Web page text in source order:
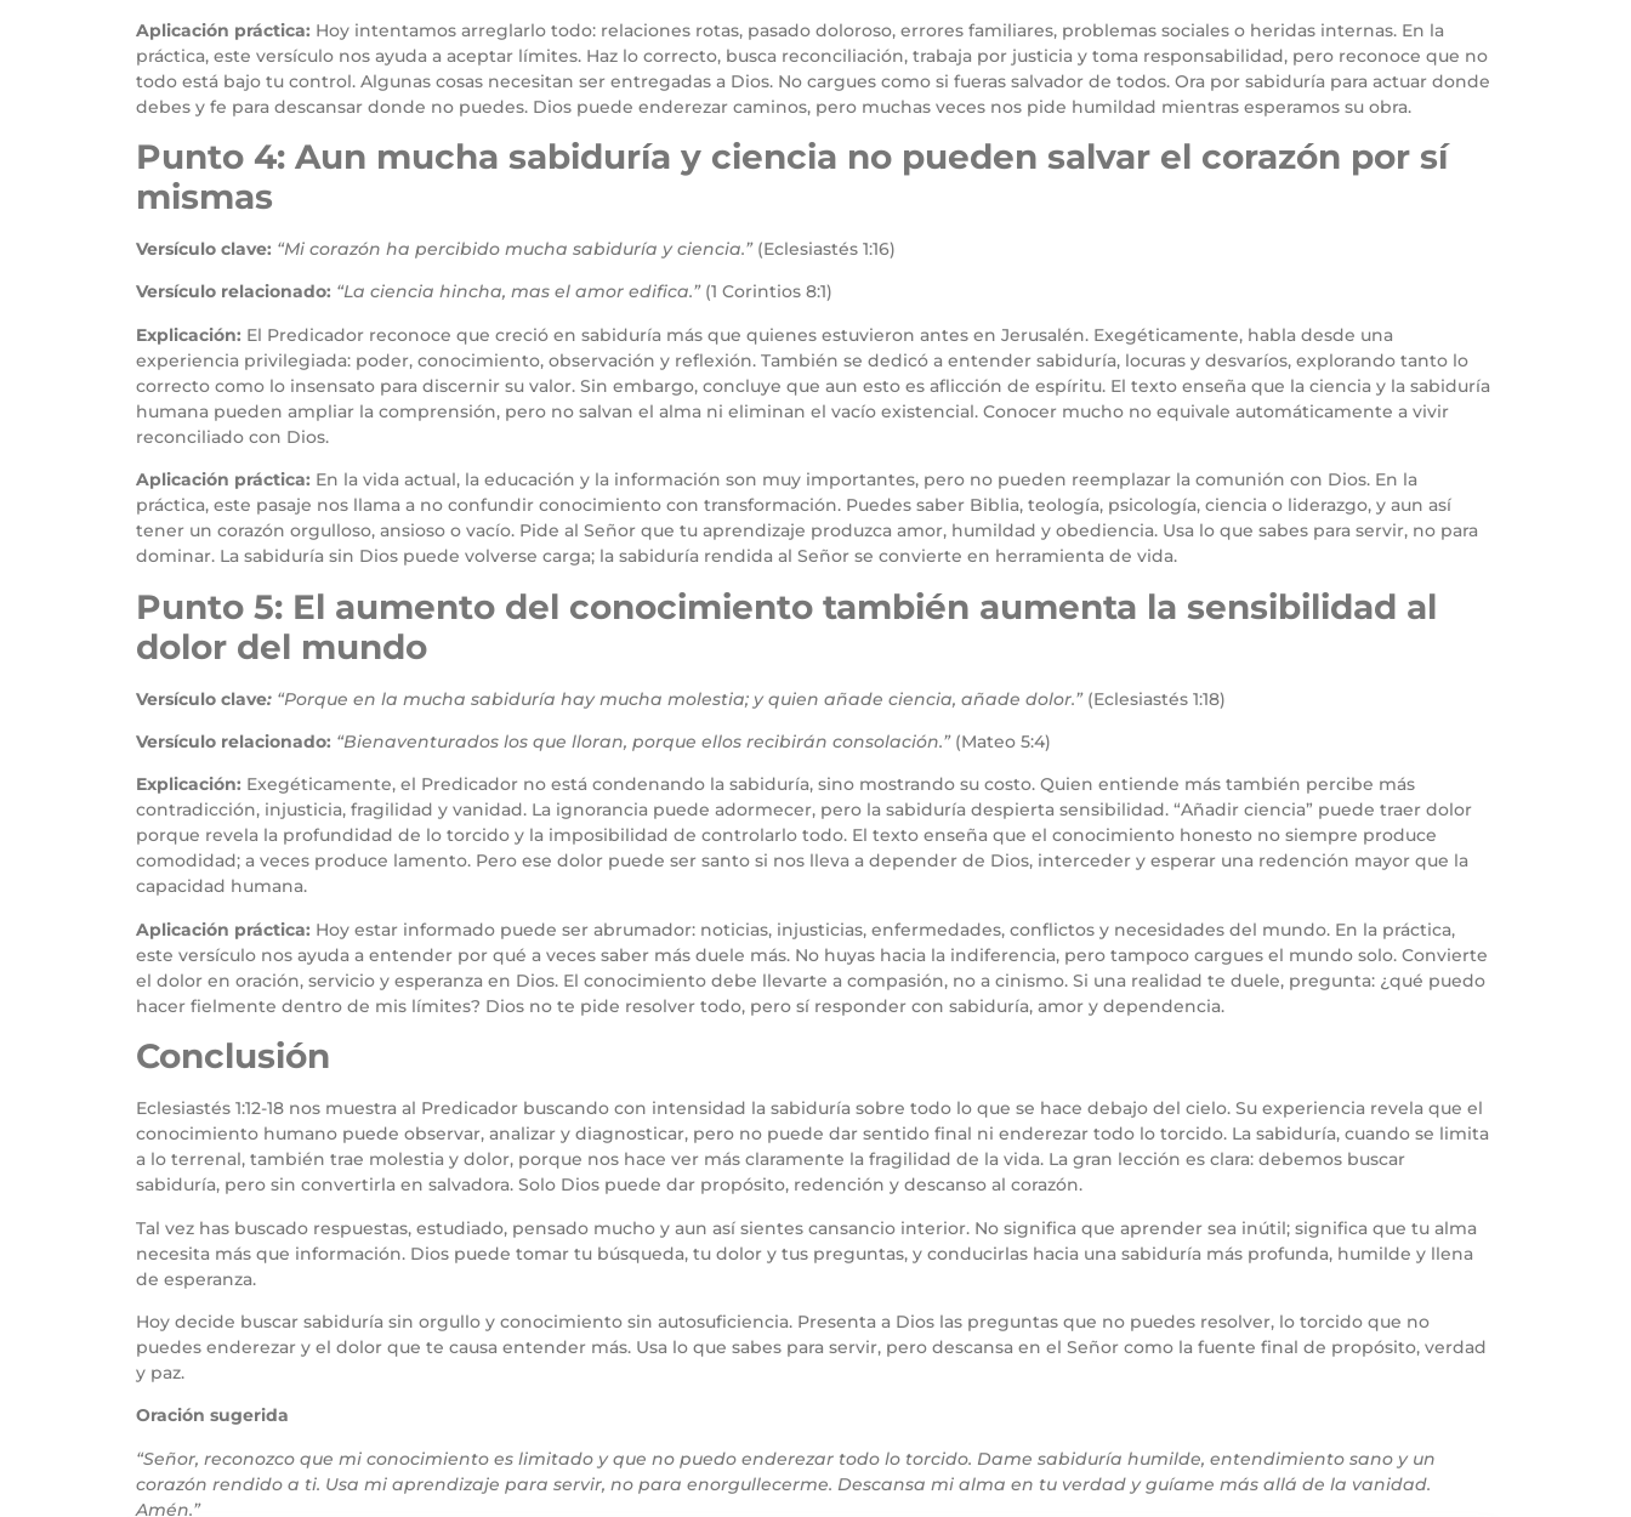
Aplicación práctica: Hoy intentamos arreglarlo todo: relaciones rotas, pasado doloroso, errores familiares, problemas sociales o heridas internas. En la
práctica, este versículo nos ayuda a aceptar límites. Haz lo correcto, busca reconciliación, trabaja por justicia y toma responsabilidad, pero reconoce que no
todo está bajo tu control. Algunas cosas necesitan ser entregadas a Dios. No cargues como si fueras salvador de todos. Ora por sabiduría para actuar donde
debes y fe para descansar donde no puedes. Dios puede enderezar caminos, pero muchas veces nos pide humildad mientras esperamos su obra.
Punto 4: Aun mucha sabiduría y ciencia no pueden salvar el corazón por sí
mismas
Versículo clave: “Mi corazón ha percibido mucha sabiduría y ciencia.”(Eclesiastés 1:16)
Versículo relacionado: “La ciencia hincha, mas el amor edifica.”(1 Corintios 8:1)
Explicación: El Predicador reconoce que creció en sabiduría más que quienes estuvieron antes en Jerusalén. Exegéticamente, habla desde una
experiencia privilegiada: poder, conocimiento, observación y reflexión. También se dedicó a entender sabiduría, locuras y desvaríos, explorando tanto lo
correcto como lo insensato para discernir su valor. Sin embargo, concluye que aun esto es aflicción de espíritu. El texto enseña que la ciencia y la sabiduría
humana pueden ampliar la comprensión, pero no salvan el alma ni eliminan el vacío existencial. Conocer mucho no equivale automáticamente a vivir
reconciliado con Dios.
Aplicación práctica: En la vida actual, la educación y la información son muy importantes, pero no pueden reemplazar la comunión con Dios. En la
práctica, este pasaje nos llama a no confundir conocimiento con transformación. Puedes saber Biblia, teología, psicología, ciencia o liderazgo, y aun así
tener un corazón orgulloso, ansioso o vacío. Pide al Señor que tu aprendizaje produzca amor, humildad y obediencia. Usa lo que sabes para servir, no para
dominar. La sabiduría sin Dios puede volverse carga; la sabiduría rendida al Señor se convierte en herramienta de vida.
Punto 5: El aumento del conocimiento también aumenta la sensibilidad al
dolor del mundo
Versículo clave: “Porque en la mucha sabiduría hay mucha molestia; y quien añade ciencia, añade dolor.”(Eclesiastés 1:18)
Versículo relacionado: “Bienaventurados los que lloran, porque ellos recibirán consolación.”(Mateo 5:4)
Explicación: Exegéticamente, el Predicador no está condenando la sabiduría, sino mostrando su costo. Quien entiende más también percibe más
contradicción, injusticia, fragilidad y vanidad. La ignorancia puede adormecer, pero la sabiduría despierta sensibilidad. “Añadir ciencia” puede traer dolor
porque revela la profundidad de lo torcido y la imposibilidad de controlarlo todo. El texto enseña que el conocimiento honesto no siempre produce
comodidad; a veces produce lamento. Pero ese dolor puede ser santo si nos lleva a depender de Dios, interceder y esperar una redención mayor que la
capacidad humana.
Aplicación práctica: Hoy estar informado puede ser abrumador: noticias, injusticias, enfermedades, conflictos y necesidades del mundo. En la práctica,
este versículo nos ayuda a entender por qué a veces saber más duele más. No huyas hacia la indiferencia, pero tampoco cargues el mundo solo. Convierte
el dolor en oración, servicio y esperanza en Dios. El conocimiento debe llevarte a compasión, no a cinismo. Si una realidad te duele, pregunta: ¿qué puedo
hacer fielmente dentro de mis límites? Dios no te pide resolver todo, pero sí responder con sabiduría, amor y dependencia.
Conclusión
Eclesiastés 1:12-18 nos muestra al Predicador buscando con intensidad la sabiduría sobre todo lo que se hace debajo del cielo. Su experiencia revela que el
conocimiento humano puede observar, analizar y diagnosticar, pero no puede dar sentido final ni enderezar todo lo torcido. La sabiduría, cuando se limita
a lo terrenal, también trae molestia y dolor, porque nos hace ver más claramente la fragilidad de la vida. La gran lección es clara: debemos buscar
sabiduría, pero sin convertirla en salvadora. Solo Dios puede dar propósito, redención y descanso al corazón.
Tal vez has buscado respuestas, estudiado, pensado mucho y aun así sientes cansancio interior. No significa que aprender sea inútil; significa que tu alma
necesita más que información. Dios puede tomar tu búsqueda, tu dolor y tus preguntas, y conducirlas hacia una sabiduría más profunda, humilde y llena
de esperanza.
Hoy decide buscar sabiduría sin orgullo y conocimiento sin autosuficiencia. Presenta a Dios las preguntas que no puedes resolver, lo torcido que no
puedes enderezar y el dolor que te causa entender más. Usa lo que sabes para servir, pero descansa en el Señor como la fuente final de propósito, verdad
y paz.
Oración sugerida
“Señor, reconozco que mi conocimiento es limitado y que no puedo enderezar todo lo torcido. Dame sabiduría humilde, entendimiento sano y un
corazón rendido a ti. Usa mi aprendizaje para servir, no para enorgullecerme. Descansa mi alma en tu verdad y guíame más allá de la vanidad.
Amén.”